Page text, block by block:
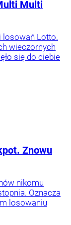
Multi
losowań Lotto.
wieczornych
się do ciebie
Znowu
nikomu
Oznacza
losowaniu